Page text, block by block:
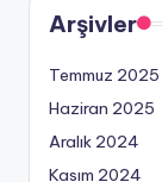
Arşivler
Temmuz 2025
Haziran 2025
Aralık 2024
Kasım 2024